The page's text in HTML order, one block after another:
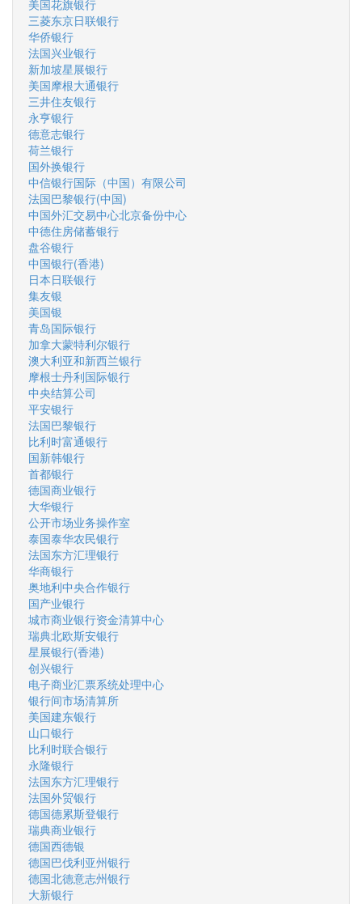
美国花旗银行
三菱东京日联银行
华侨银行
法国兴业银行
新加坡星展银行
美国摩根大通银行
三井住友银行
永亨银行
德意志银行
荷兰银行
国外换银行
中信银行国际（中国）有限公司
法国巴黎银行(中国)
中国外汇交易中心北京备份中心
中德住房储蓄银行
盘谷银行
中国银行(香港)
日本日联银行
集友银
美国银
青岛国际银行
加拿大蒙特利尔银行
澳大利亚和新西兰银行
摩根士丹利国际银行
中央结算公司
平安银行
法国巴黎银行
比利时富通银行
国新韩银行
首都银行
德国商业银行
大华银行
公开市场业务操作室
泰国泰华农民银行
法国东方汇理银行
华商银行
奥地利中央合作银行
国产业银行
城市商业银行资金清算中心
瑞典北欧斯安银行
星展银行(香港)
创兴银行
电子商业汇票系统处理中心
银行间市场清算所
美国建东银行
山口银行
比利时联合银行
永隆银行
法国东方汇理银行
法国外贸银行
德国德累斯登银行
瑞典商业银行
德国西德银
德国巴伐利亚州银行
德国北德意志州银行
大新银行